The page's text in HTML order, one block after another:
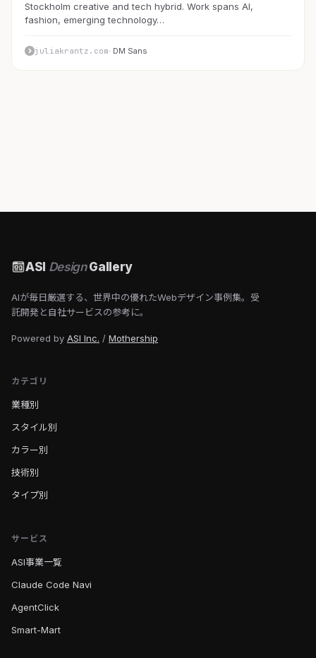
Stockholm creative and tech hybrid. Work spans AI,
fashion, emerging technology…
juliakrantz.com· DM Sans
ASI DesignGallery
AIが毎日厳選する、世界中の優れたWebデザイン事例集。受
託開発と自社サービスの参考に。
Powered by ASI Inc. / Mothership
カテゴリ
業種別
スタイル別
カラー別
技術別
タイプ別
サービス
ASI事業一覧
Claude Code Navi
AgentClick
Smart-Mart